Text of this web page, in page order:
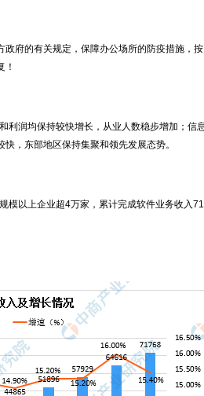
府的有关规定，保障办公场所的防疫措施，
！
利润均保持较快增长，从业人数稳步增加；信
，东部地区保持集聚和领先发展态势。
模以上企业超4万家，累计完成软件业务收入